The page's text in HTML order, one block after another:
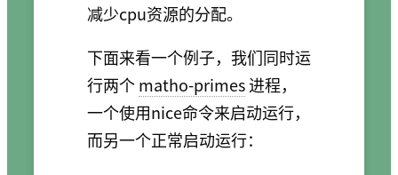
减少cpu资源的分配。
下面来看一个例子，我们同时运
行两个matho-primes进程，
一个使用nice命令来启动运行，
而另一个正常启动运行：